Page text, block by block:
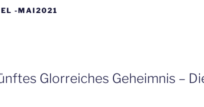
-MAI2021
Glorreiches Geheimnis –